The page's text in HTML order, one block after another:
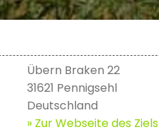
Übern Braken 22
31621 Pennigsehl
Deutschland
» Zur Webseite des Ziels